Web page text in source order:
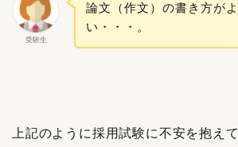
受験生
論文（作文）の書き方が
い・・・。
上記のように採用試験に不安を抱え